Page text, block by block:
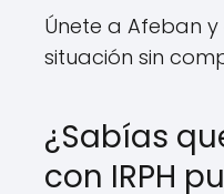
Únete a Afeban
situación sin
¿Sabías
con IRPH